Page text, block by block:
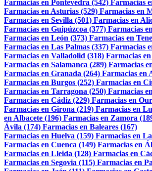
Farmacias en Pontevedra (542) Farmacias
Farmacias en Asturias (529) Farmacias en
Farmacias en Sevilla (501) Farmacias en
Farmacias en Guipúzcoa (377) Farmacias
Farmacias en León (373) Farmacias en
Farmacias en Las Palmas (337) Farmacias
Farmacias en Valladolid (318) Farmacias
Farmacias en Salamanca (289) Farmacias
Farmacias en Granada (264) Farmacias en
Farmacias en Burgos (252) Farmacias en
Farmacias en Tarragona (250) Farmacias
Farmacias en Cádiz (229) Farmacias en
Farmacias en Girona (219) Farmacias en
en Albacete (196) Farmacias en Zamora
Ávila (174) Farmacias en Baleares (167)
Farmacias en Huelva (159) Farmacias en
Farmacias en Cuenca (149) Farmacias en
Farmacias en Lleida (128) Farmacias en
Farmacias en Segovia (115) Farmacias en